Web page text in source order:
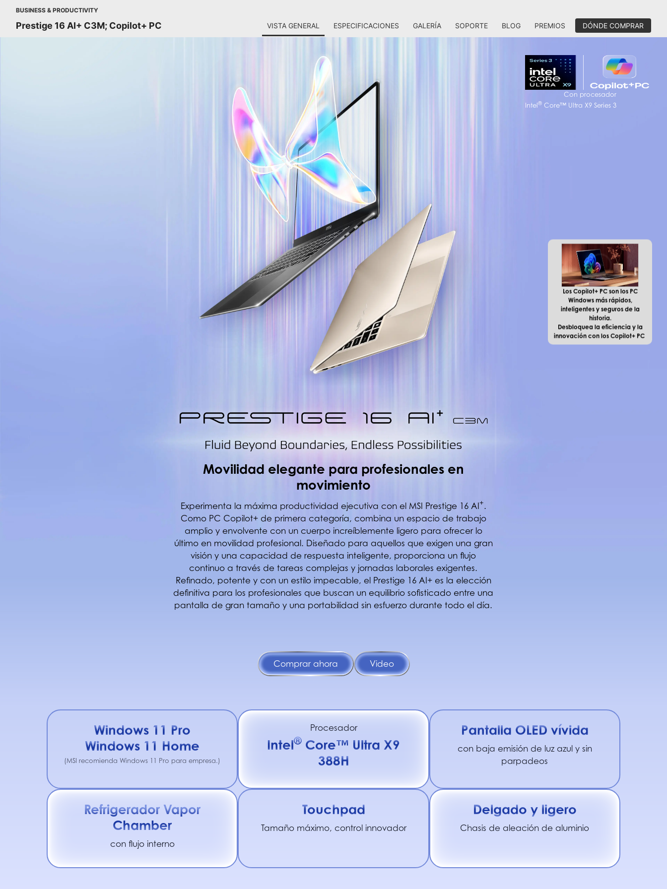
BUSINESS & PRODUCTIVITY
Prestige 16 AI+ C3M; Copilot+ PC VISTA GENERAL ESPECIFICACIONES GALERÍA SOPORTE BLOG PREMIOS DÓNDE COMPRAR
Los Copilot+ PC son los PC
Windows más rápidos,
inteligentes y seguros de la
historia.
Desbloquea la eficiencia y la
innovación con los Copilot+ PC
Con procesador
Intel® Core™ Ultra X9 Series 3
Movilidad elegante para profesionales en
movimiento
Experimenta la máxima productividad ejecutiva con el MSI Prestige 16 AI+.
Como PC Copilot+ de primera categoría, combina un espacio de trabajo
amplio y envolvente con un cuerpo increíblemente ligero para ofrecer lo
último en movilidad profesional. Diseñado para aquellos que exigen una gran
visión y una capacidad de respuesta inteligente, proporciona un flujo
continuo a través de tareas complejas y jornadas laborales exigentes.
Refinado, potente y con un estilo impecable, el Prestige 16 AI+ es la elección
definitiva para los profesionales que buscan un equilibrio sofisticado entre una
pantalla de gran tamaño y una portabilidad sin esfuerzo durante todo el día.
Comprar ahora Video
Windows 11 Pro
Windows 11 Home
(MSI recomienda Windows 11 Pro para empresa.)
Procesador
Intel® Core™ Ultra X9
388H
Pantalla OLED vívida
con baja emisión de luz azul y sin
parpadeos
Refrigerador Vapor
Chamber
con flujo interno
Touchpad
Tamaño máximo, control innovador
Delgado y ligero
Chasis de aleación de aluminio